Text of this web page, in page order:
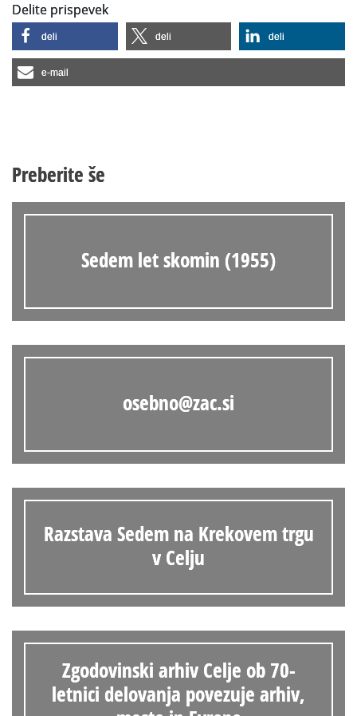
Delite prispevek
deli deli deli
e-mail
Preberite še
Sedem let skomin (1955)
osebno@zac.si
Razstava Sedem na Krekovem trgu
v Celju
Zgodovinski arhiv Celje ob 70-
letnici delovanja povezuje arhiv,